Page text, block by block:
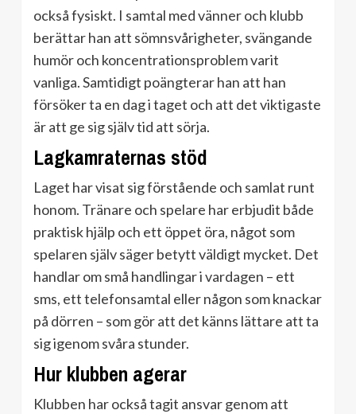
också fysiskt. I samtal med vänner och klubb
berättar han att sömnsvårigheter, svängande
humör och koncentrationsproblem varit
vanliga. Samtidigt poängterar han att han
försöker ta en dag i taget och att det viktigaste
är att ge sig själv tid att sörja.
Lagkamraternas stöd
Laget har visat sig förstående och samlat runt
honom. Tränare och spelare har erbjudit både
praktisk hjälp och ett öppet öra, något som
spelaren själv säger betytt väldigt mycket. Det
handlar om små handlingar i vardagen – ett
sms, ett telefonsamtal eller någon som knackar
på dörren – som gör att det känns lättare att ta
sig igenom svåra stunder.
Hur klubben agerar
Klubben har också tagit ansvar genom att